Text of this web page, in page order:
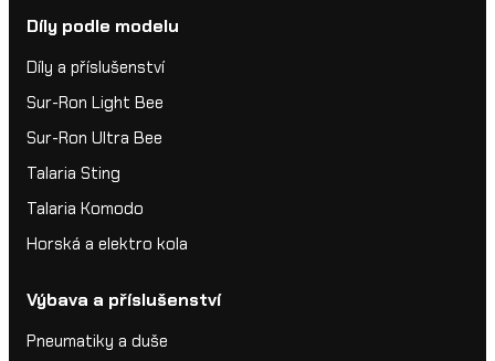
Díly podle modelu
Díly a příslušenství
Sur-Ron Light Bee
Sur-Ron Ultra Bee
Talaria Sting
Talaria Komodo
Horská a elektro kola
Výbava a příslušenství
Pneumatiky a duše